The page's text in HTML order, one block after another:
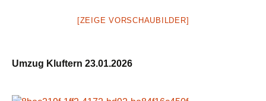
[ZEIGE VORSCHAUBILDER]
Umzug Kluftern 23.01.2026